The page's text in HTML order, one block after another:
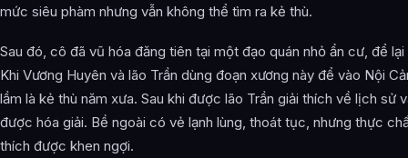
mức siêu phàm nhưng vẫn không thể tìm ra kẻ thù.
Sau đó, cô đã vũ hóa đăng tiên tại một đạo quán nhỏ ẩn cư, để
Khi Vương Huyên và lão Trần dùng đoạn xương này để vào Nội
lầm là kẻ thù năm xưa. Sau khi được lão Trần giải thích về lịch sử
được hóa giải. Bề ngoài có vẻ lạnh lùng, thoát tục, nhưng thực
thích được khen ngợi.